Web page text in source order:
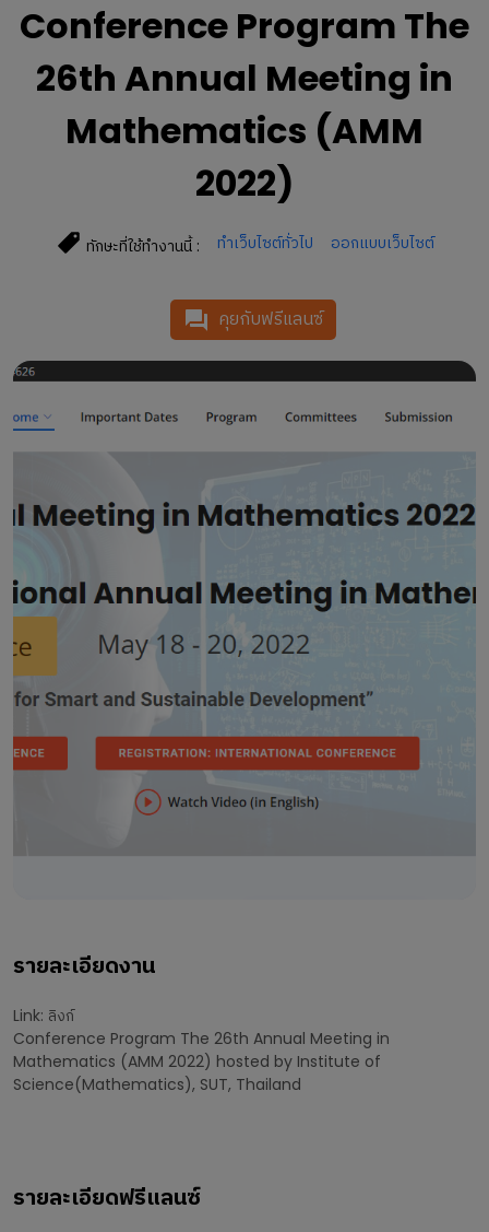
Conference Program The
26th Annual Meeting in
Mathematics (AMM
2022)
ทักษะที่ใช้ทำงานนี้ : ทำเว็บไซต์ทั่วไป ออกแบบเว็บไซต์
คุยกับฟรีแลนซ์
รายละเอียดงาน
Link: ลิงก์
Conference Program The 26th Annual Meeting in
Mathematics (AMM 2022) hosted by Institute of
Science(Mathematics), SUT, Thailand
รายละเอียดฟรีแลนซ์